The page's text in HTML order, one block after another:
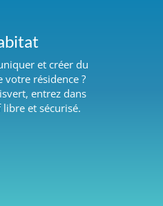
et créer du
votre résidence ?
entrez dans
et sécurisé.